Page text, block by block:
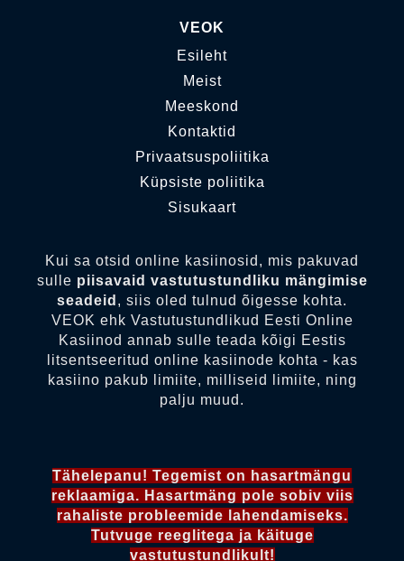
VEOK
Esileht
Meist
Meeskond
Kontaktid
Privaatsuspoliitika
Küpsiste poliitika
Sisukaart
Kui sa otsid online kasiinosid, mis pakuvad
sulle piisavaid vastutustundliku mängimise
seadeid , siis oled tulnud õigesse kohta.
VEOK ehk Vastutustundlikud Eesti Online
Kasiinod annab sulle teada kõigi Eestis
litsentseeritud online kasiinode kohta - kas
kasiino pakub limiite, milliseid limiite, ning
palju muud.
Tähelepanu! Tegemist on hasartmängu
reklaamiga. Hasartmäng pole sobiv viis
rahaliste probleemide lahendamiseks.
Tutvuge reeglitega ja käituge
vastutustundlikult!